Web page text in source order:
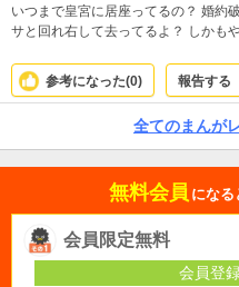
棄の反対を表明するのならまだしも
令嬢を皇城に上げてるからこんな事
いつまで皇宮に居座ってるの？ 婚約
サと回れ右して去ってるよ？ しかも
との小競り合いの繰り返し…潔くな
困るのは王族のほうなんだからあと
参考になった(0) 報告する
全てのまんが
無料会員 になる
会員限定無料
会員登